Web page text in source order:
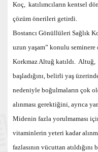
Koç, katılımcıların kentsel
çözüm önerileri getirdi.
Bostancı Gönüllüleri Sağlık
uzun yaşam” konulu seminere
Korkmaz Altuğ katıldı. Altuğ,
başladığını, belirli yaş
nedeniyle boğulmaların çok
alınması gerektiğini, ayrıca
Midenin fazla yorulmaması
vitaminlerin yeteri kadar
fazlasının vücuttan atıldığını